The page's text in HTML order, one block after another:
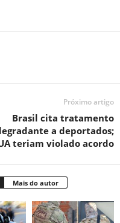
Próximo artigo
Brasil cita tratamento
a deportados;
teriam violado acordo
Mais do autor